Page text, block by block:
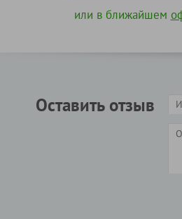
или в ближайшем
Оставить отзыв